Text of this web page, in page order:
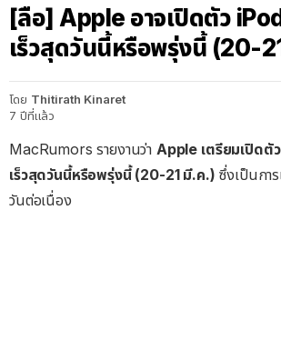
[ลือ] Apple อาจเปิดตัว
เร็วสุดวันนี้หรือพรุ่งนี้ (20-
โดย Thitirath Kinaret
7 ปีที่แล้ว
MacRumors รายงานว่า Apple เตรียมเปิดตั
เร็วสุดวันนี้หรือพรุ่งนี้ (20-21 มี.ค.) ซึ่งเป็นกา
วันต่อเนื่อง